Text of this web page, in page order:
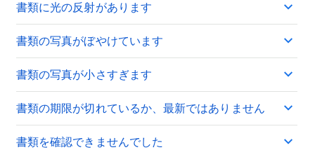
書類に光の反射があります
書類の写真がぼやけています
書類の写真が小さすぎます
書類の期限が切れているか、最新ではありません
書類を確認できませんでした